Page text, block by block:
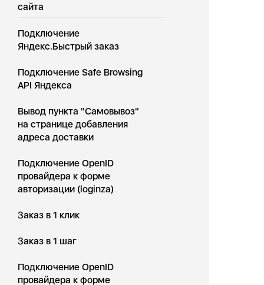
сайта
Подключение
Яндекс.Быстрый заказ
Подключение Safe Browsing
API Яндекса
Вывод пункта "Самовывоз"
на странице добавления
адреса доставки
Подключение OpenID
провайдера к форме
авторизации (loginza)
Заказ в 1 клик
Заказ в 1 шаг
Подключение OpenID
провайдера к форме